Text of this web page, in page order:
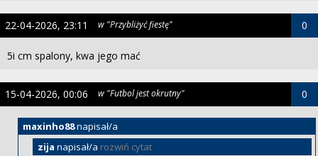
5i cm spalony, kwa jego mać
22-04-2026, 23:11 w "Przybliżyć fiestę" 0
maxinho88napisał/a
zija napisał/a rozwiń cytat
15-04-2026, 00:06 w "Futbol jest okrutny" 0